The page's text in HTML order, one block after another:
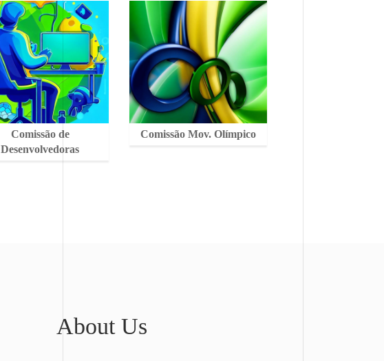
Comissão de
Desenvolvedoras
Comissão Mov. Olímpico
About Us